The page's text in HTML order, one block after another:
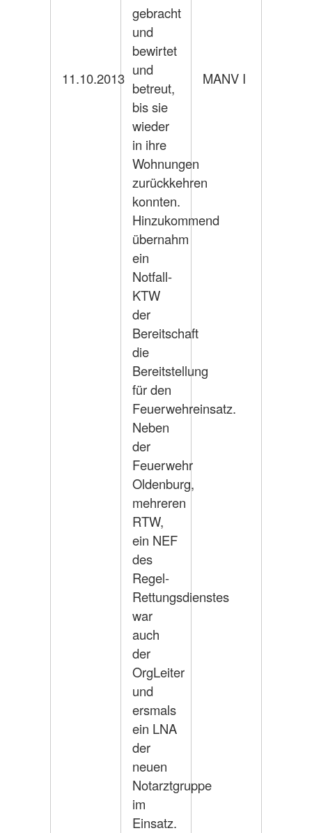
11.10.2013
gebracht
und
bewirtet
und
betreut,
bis sie
wieder
in ihre
Wohnungen
zurückkehren
konnten.
Hinzukommend
übernahm
ein
Notfall-
KTW
der
Bereitschaft
die
Bereitstellung
für den
Feuerwehreinsatz.
Neben
der
Feuerwehr
Oldenburg,
mehreren
RTW,
ein NEF
des
Regel-
Rettungsdienstes
war
auch
der
OrgLeiter
und
ersmals
ein LNA
der
neuen
Notarztgruppe
im
Einsatz.
MANV I